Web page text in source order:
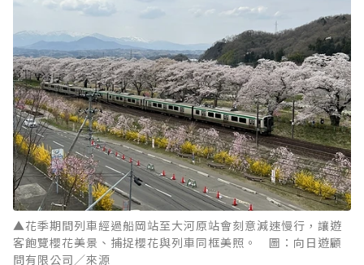
▲花季期間列車經過船岡站至大河原站會刻意減速慢行，讓遊
客飽覽櫻花美景、捕捉櫻花與列車同框美照。 圖：向日遊顧
問有限公司／來源